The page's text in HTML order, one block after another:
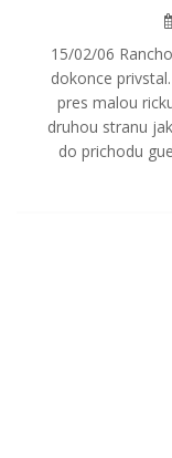
15/02/06
dokonce
pres malou
druhou stranu
do prichodu